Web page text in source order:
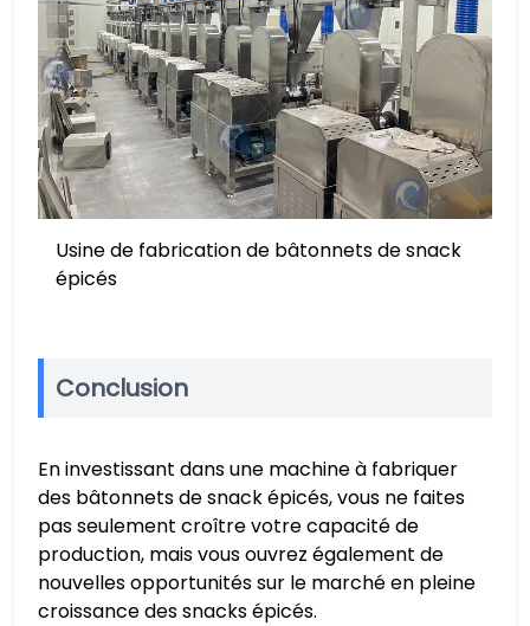
Usine de fabrication de bâtonnets de snack
épicés
Conclusion
En investissant dans une machine à fabriquer
des bâtonnets de snack épicés, vous ne faites
pas seulement croître votre capacité de
production, mais vous ouvrez également de
nouvelles opportunités sur le marché en pleine
croissance des snacks épicés.